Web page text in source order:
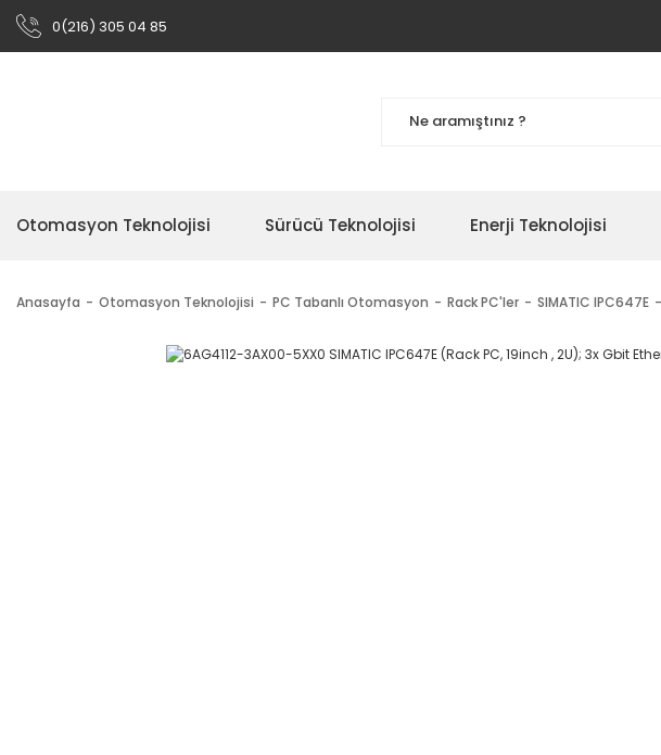
0(216) 305 04 85
Otomasyon Teknolojisi Sürücü Teknolojisi Enerji Teknolojisi
Anasayfa Otomasyon Teknolojisi PC Tabanlı Otomasyon Rack PC'ler SIMATIC IPC647E